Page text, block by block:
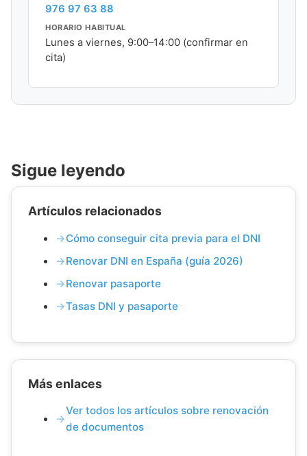
976 97 63 88
HORARIO HABITUAL
Lunes a viernes, 9:00–14:00 (confirmar en
cita)
Sigue leyendo
Artículos relacionados
Cómo conseguir cita previa para el DNI
Renovar DNI en España (guía 2026)
Renovar pasaporte
Tasas DNI y pasaporte
Más enlaces
Ver todos los artículos sobre renovación
de documentos